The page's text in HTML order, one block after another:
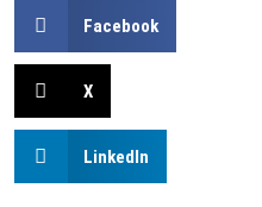
Facebook
X
LinkedIn